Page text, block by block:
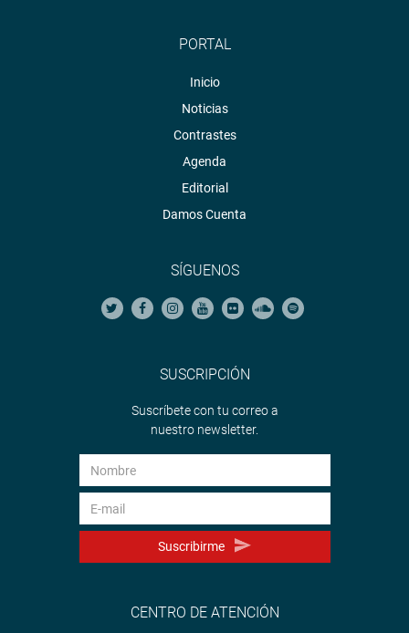
PORTAL
Inicio
Noticias
Contrastes
Agenda
Editorial
Damos Cuenta
SÍGUENOS
SUSCRIPCIÓN
Suscríbete con tu correo a
nuestro newsletter.
Suscribirme
CENTRO DE ATENCIÓN